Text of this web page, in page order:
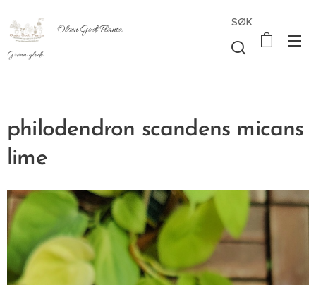
Olsen Godt Planta
Grønn glede
SØK
philodendron scandens micans
lime